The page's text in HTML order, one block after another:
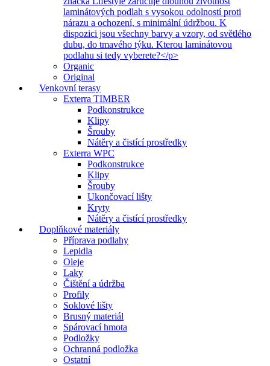
laminátových podlah s vysokou odolností proti
nárazu a ochození, s minimální údržbou. K
dispozici jsou všechny barvy a vzory, od světlého
dubu, do tmavého týku. Kterou laminátovou
podlahu si tedy vyberete?</p>
Organic
Original
Venkovní terasy
Exterra TIMBER
Podkonstrukce
Klipy
Šrouby
Nátěry a čistící prostředky
Exterra WPC
Podkonstrukce
Klipy
Šrouby
Ukončovací lišty
Kryty
Nátěry a čistící prostředky
Doplňkové materiály
Příprava podlahy
Lepidla
Oleje
Laky
Čištění a údržba
Profily
Soklové lišty
Brusný materiál
Spárovací hmota
Podložky
Ochranná podložka
Ostatní